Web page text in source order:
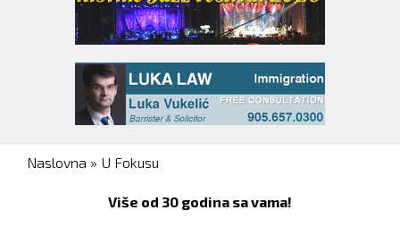
You are here
Naslovna » U Fokusu
Više od 30 godina sa vama!